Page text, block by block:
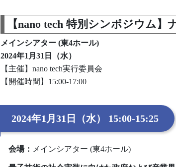
【nano tech 特別シンポジウム
メインシアター (東4ホール)
2024年1月31日（水）
【主催】nano tech実行委員会
【開催時間】15:00-17:00
2024年1月31日（水） 15:00-15:25
会場： メインシアター (東4ホール)